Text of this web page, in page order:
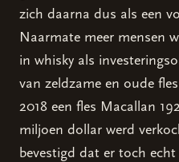
zich daarna dus als een
Naarmate meer mensen
in whisky als
van zeldzame en oude
2018 een fles Macallan
miljoen dollar werd
bevestigd dat er toch